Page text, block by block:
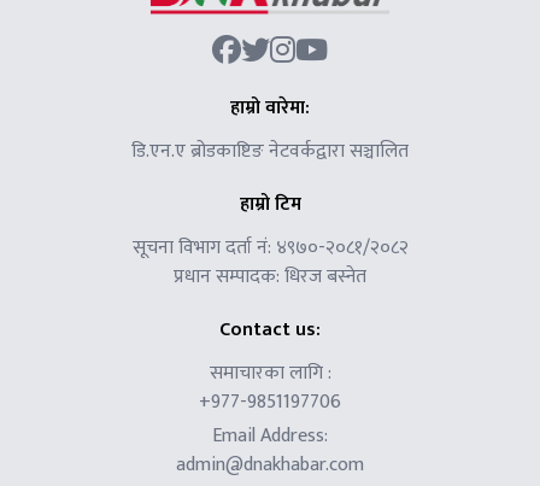
हाम्रो वारेमा:
डि.एन.ए ब्रोडकाष्टिङ नेटवर्कद्वारा सञ्चालित
हाम्रो टिम
सूचना विभाग दर्ता नं: ४९७०-२०८१/२०८२
प्रधान सम्पादक: धिरज बस्नेत
Contact us:
समाचारका लागि :
+977-9851197706
Email Address:
admin@dnakhabar.com